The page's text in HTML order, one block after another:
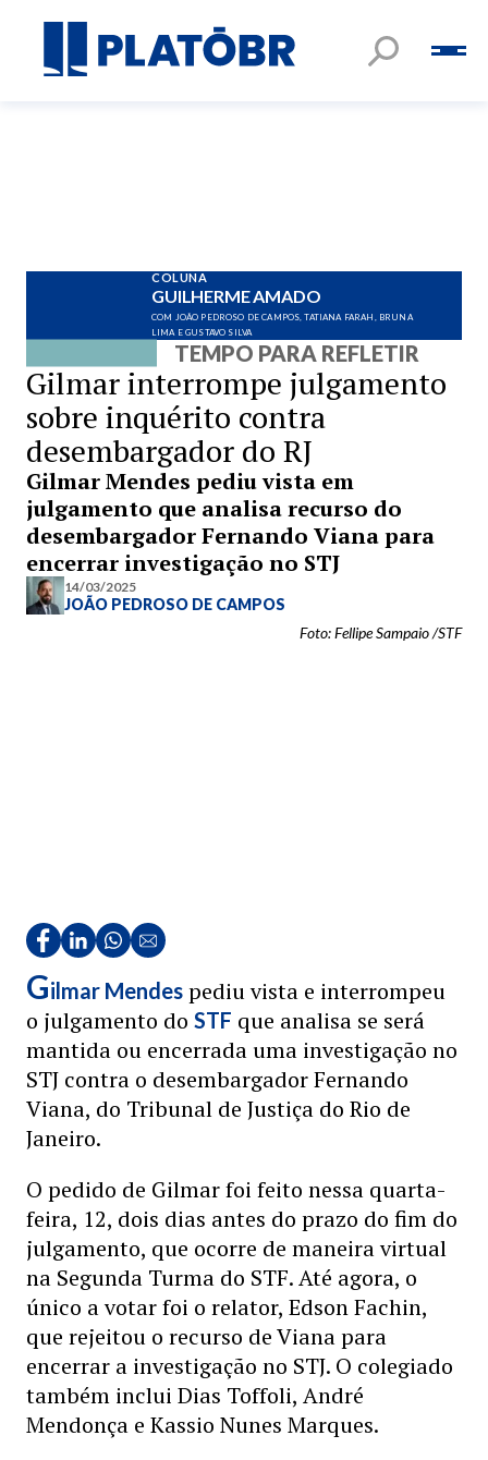
COLUNA
GUILHERME AMADO
COM JOÃO PEDROSO DE CAMPOS, TATIANA FARAH, BRUNA
LIMA E GUSTAVO SILVA
TEMPO PARA REFLETIR
Gilmar interrompe julgamento
sobre inquérito contra
desembargador do RJ
Gilmar Mendes pediu vista em
julgamento que analisa recurso do
desembargador Fernando Viana para
encerrar investigação no STJ
14/03/2025
JOÃO PEDROSO DE CAMPOS
Foto: Fellipe Sampaio /STF
Gilmar Mendes pediu vista e interrompeu
o julgamento do STF que analisa se será
mantida ou encerrada uma investigação no
STJ contra o desembargador Fernando
Viana, do Tribunal de Justiça do Rio de
Janeiro.
O pedido de Gilmar foi feito nessa quarta-
feira, 12, dois dias antes do prazo do fim do
julgamento, que ocorre de maneira virtual
na Segunda Turma do STF. Até agora, o
único a votar foi o relator, Edson Fachin,
que rejeitou o recurso de Viana para
encerrar a investigação no STJ. O colegiado
também inclui Dias Toffoli, André
Mendonça e Kassio Nunes Marques.